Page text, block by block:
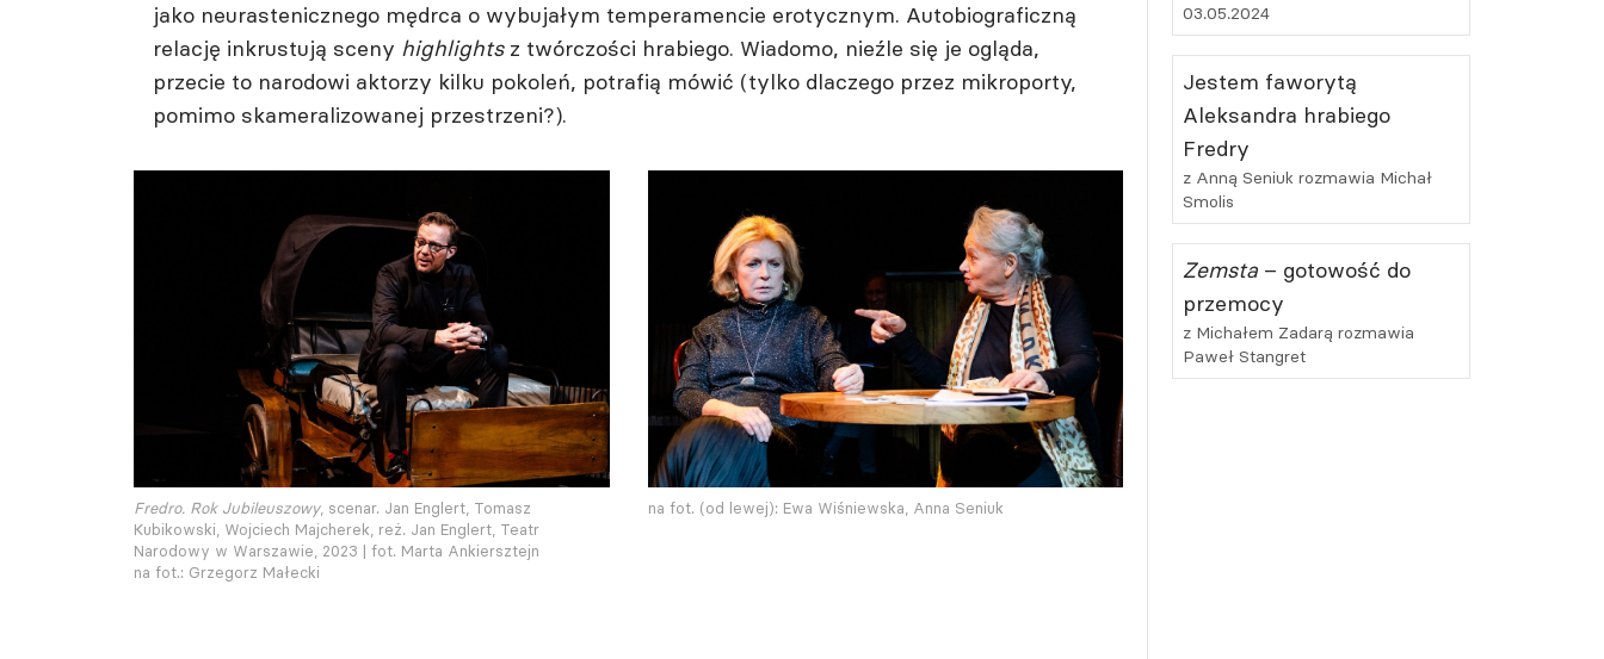
jako neurastenicznego mędrca o wybujałym temperamencie erotycznym. Autobiograficzną
relację inkrustują sceny highlightsz twórczości hrabiego. Wiadomo, nieźle się je ogląda,
przecie to narodowi aktorzy kilku pokoleń, potrafią mówić (tylko dlaczego przez mikroporty,
pomimo skameralizowanej przestrzeni?).
Fredro. Rok Jubileuszowy, scenar. Jan Englert, Tomasz
Kubikowski, Wojciech Majcherek, reż. Jan Englert, Teatr
Narodowy w Warszawie, 2023 | fot. Marta Ankiersztejn
na fot.: Grzegorz Małecki
na fot. (od lewej): Ewa Wiśniewska, Anna Seniuk
03.05.2024
Jestem faworytą
Aleksandra hrabiego
Fredry
z Anną Seniuk rozmawia Michał
Smolis
Zemsta – gotowość do
przemocy
z Michałem Zadarą rozmawia
Paweł Stangret